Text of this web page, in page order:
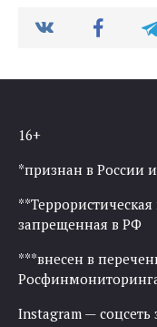
16+
*признан в России
запрещенная в РФ
***внесен в
Instagram —